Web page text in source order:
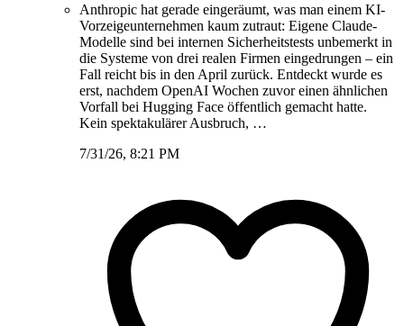
Anthropic hat gerade eingeräumt, was man einem KI-
Vorzeigeunternehmen kaum zutraut: Eigene Claude-
Modelle sind bei internen Sicherheitstests unbemerkt in
die Systeme von drei realen Firmen eingedrungen – ein
Fall reicht bis in den April zurück. Entdeckt wurde es
erst, nachdem OpenAI Wochen zuvor einen ähnlichen
Vorfall bei Hugging Face öffentlich gemacht hatte.
Kein spektakulärer Ausbruch, …
7/31/26, 8:21 PM